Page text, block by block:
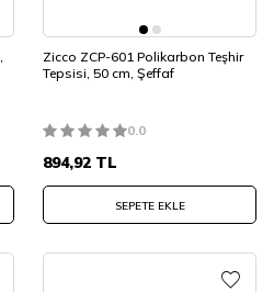
Zicco ZCP-601 Polikarbon Teşhir
Tepsisi, 50 cm, Şeffaf
0.0
894,92 TL
SEPETE EKLE